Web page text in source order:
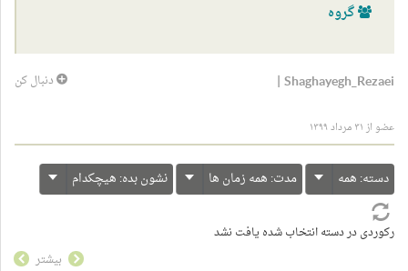
گروه
دنبال کن Shaghayegh_Rezaei
|
عضو از ۳۱ مرداد ۱۳۹۹
دسته: همه مدت: همه زمان ها نشون بده: هیچکدام
رکوردی در دسته انتخاب شده یافت نشد
بیشتر